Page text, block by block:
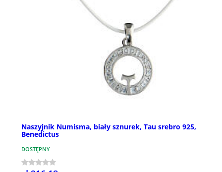
Naszyjnik Numisma, biały sznurek, Tau srebro 925,
Benedictus
DOSTĘPNY